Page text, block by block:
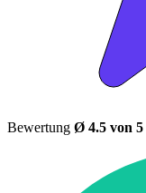
Bewertung Ø 4.5 von 5